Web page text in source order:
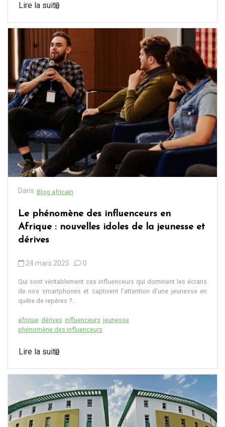
Lire la suite
Dans Blog africain
Le phénomène des influenceurs en
Afrique : nouvelles idoles de la jeunesse et
dérives
24 mars 2025 0
Qui sont véritablement ces influenceurs qui dominent les écrans
de nos smartphones et captivent l’attention d’une jeunesse en
quête de repères ?...
afrique dérives influenceurs jeunesse
phénomène des influenceurs
Lire la suite